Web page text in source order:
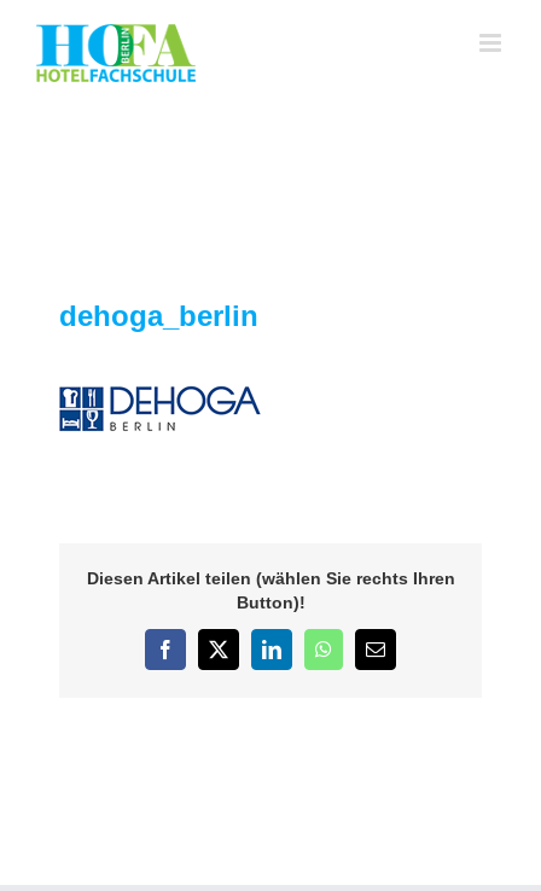
springen
dehoga_berlin
Diesen Artikel teilen (wählen Sie rechts Ihren
Button)!
Facebook
X LinkedInWhatsApp
E-
Mail